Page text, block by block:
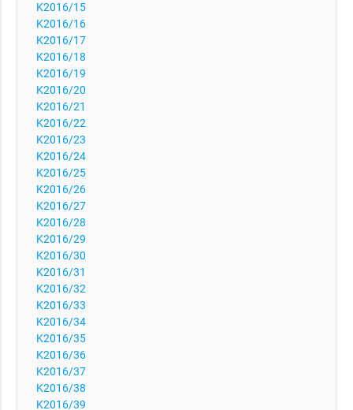
K2016/15
K2016/16
K2016/17
K2016/18
K2016/19
K2016/20
K2016/21
K2016/22
K2016/23
K2016/24
K2016/25
K2016/26
K2016/27
K2016/28
K2016/29
K2016/30
K2016/31
K2016/32
K2016/33
K2016/34
K2016/35
K2016/36
K2016/37
K2016/38
K2016/39